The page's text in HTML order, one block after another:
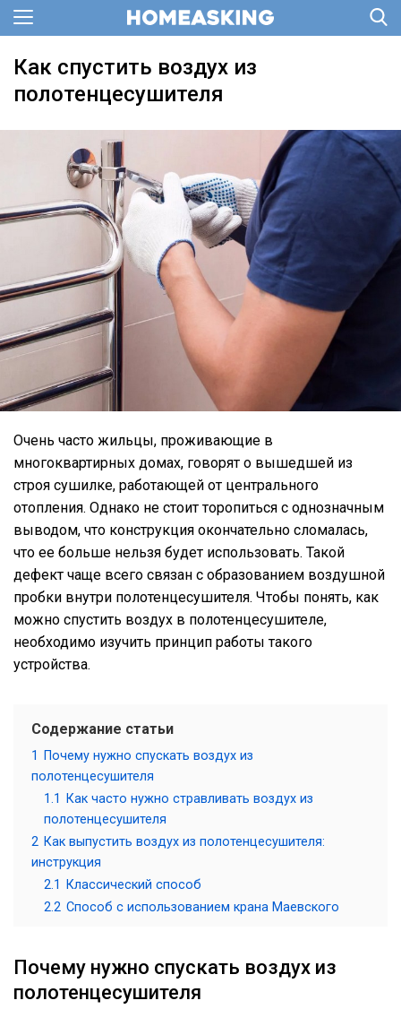
Как спустить воздух из
полотенцесушителя
Очень часто жильцы, проживающие в
многоквартирных домах, говорят о вышедшей из
строя сушилке, работающей от центрального
отопления. Однако не стоит торопиться с однозначным
выводом, что конструкция окончательно сломалась,
что ее больше нельзя будет использовать. Такой
дефект чаще всего связан с образованием воздушной
пробки внутри полотенцесушителя. Чтобы понять, как
можно спустить воздух в полотенцесушителе,
необходимо изучить принцип работы такого
устройства.
Содержание статьи
1
Почему нужно спускать воздух из
полотенцесушителя
1.1
Как часто нужно стравливать воздух из
полотенцесушителя
2 Как выпустить воздух из полотенцесушителя:
инструкция
2.1
Классический способ
2.2 Способ с использованием крана Маевского
Почему нужно спускать воздух из
полотенцесушителя